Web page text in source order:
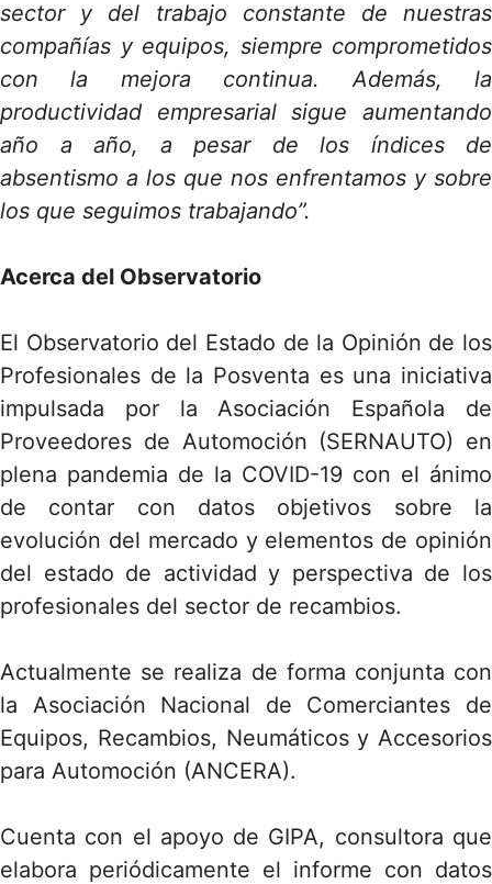
sector y del trabajo constante de nuestras
compañías y equipos, siempre comprometidos
con la mejora continua. Además, la
productividad empresarial sigue aumentando
año a año, a pesar de los índices de
absentismo a los que nos enfrentamos y sobre
los que seguimos trabajando”.
Acerca del Observatorio
El Observatorio del Estado de la Opinión de los
Profesionales de la Posventa es una iniciativa
impulsada por la Asociación Española de
Proveedores de Automoción (SERNAUTO) en
plena pandemia de la COVID-19 con el ánimo
de contar con datos objetivos sobre la
evolución del mercado y elementos de opinión
del estado de actividad y perspectiva de los
profesionales del sector de recambios.
Actualmente se realiza de forma conjunta con
la Asociación Nacional de Comerciantes de
Equipos, Recambios, Neumáticos y Accesorios
para Automoción (ANCERA).
Cuenta con el apoyo de GIPA, consultora que
elabora periódicamente el informe con datos